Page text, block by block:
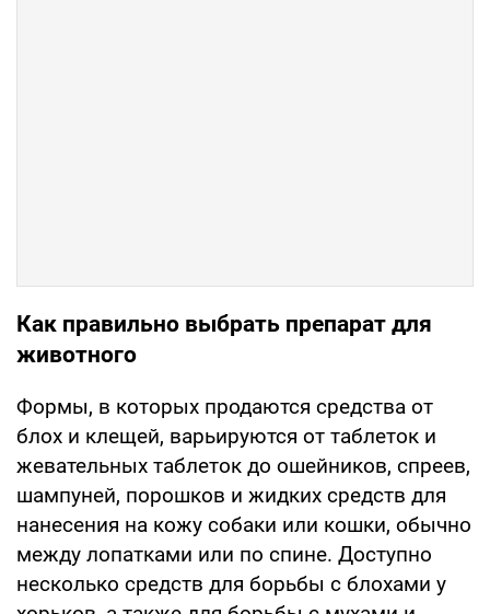
Как правильно выбрать препарат для
животного
Формы, в которых продаются средства от
блох и клещей, варьируются от таблеток и
жевательных таблеток до ошейников, спреев,
шампуней, порошков и жидких средств для
нанесения на кожу собаки или кошки, обычно
между лопатками или по спине. Доступно
несколько средств для борьбы с блохами у